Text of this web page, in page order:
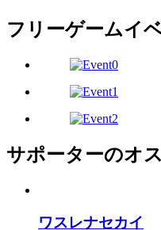
フリーゲームイ
サポーターのオ
ワスレナセカイ